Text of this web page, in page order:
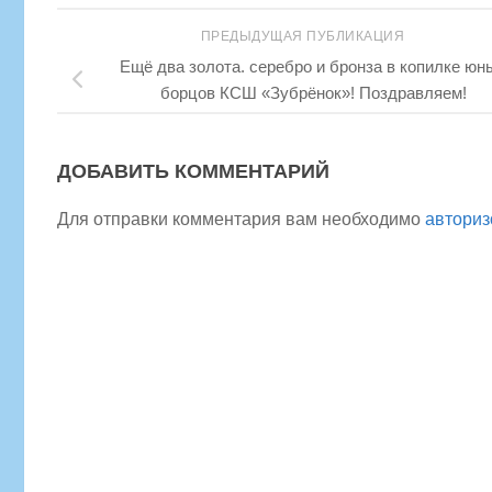
ПРЕДЫДУЩАЯ ПУБЛИКАЦИЯ
Ещё два золота. серебро и бронза в копилке
борцов КСШ «Зубрёнок»! Поздравляем!
ДОБАВИТЬ КОММЕНТАРИЙ
Для отправки комментария вам необходимо